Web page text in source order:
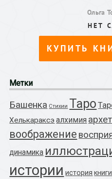
Метки
Башенка Стихии Таро
Хелькараксэ алхимия
воображение
динамика
истории история книги